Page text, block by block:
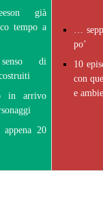
già
tempo a
di
in arrivo
20
…
po’
10
con
e